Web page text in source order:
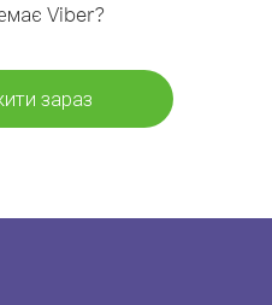
Viber?
зараз